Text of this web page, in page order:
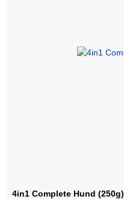
4in1 Complete Hund (250g)